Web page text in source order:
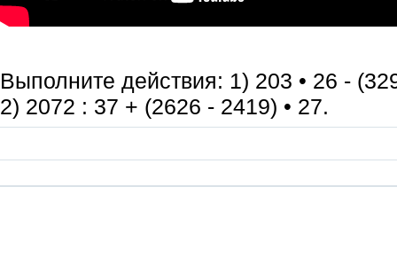
Выполните действия: 1) 203 • 26 -
2) 2072 : 37 + (2626 - 2419) • 27.